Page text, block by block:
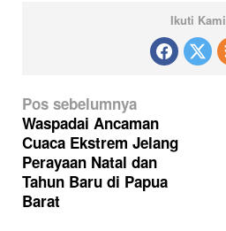
Ikuti Kami
N
a
v
i
g
Pos sebelumnya
Waspadai Ancaman
Cuaca Ekstrem Jelang
Perayaan Natal dan
Tahun Baru di Papua
Barat